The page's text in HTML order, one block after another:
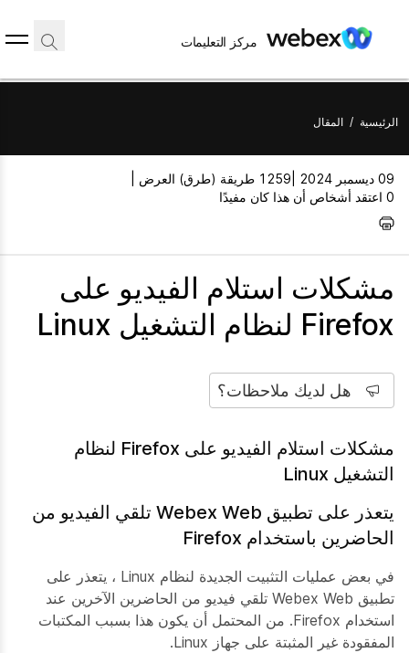
مركز التعليمات
الرئيسية / المقال
09 ديسمبر 2024 |
1259 طريقة (طرق) العرض |
0 اعتقد أشخاص أن هذا كان مفيدًا
مشكلات استلام الفيديو على
Firefox لنظام التشغيل Linux
هل لديك ملاحظات؟
مشكلات استلام الفيديو على Firefox لنظام
التشغيل Linux
يتعذر على تطبيق Webex Web تلقي الفيديو من
الحاضرين باستخدام Firefox
في بعض عمليات التثبيت الجديدة لنظام Linux ، يتعذر على
تطبيق Webex Web تلقي فيديو من الحاضرين الآخرين عند
استخدام Firefox. من المحتمل أن يكون هذا بسبب المكتبات
المفقودة غير المثبتة على جهاز Linux.